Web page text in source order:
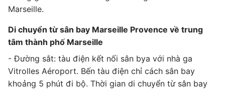
Marseille.
Di chuyển từ sân bay Marseille Provence về trung
tâm thành phố Marseille
- Đường sắt: tàu điện kết nối sân bya với nhà ga
Vitrolles Aéroport. Bến tàu điện chỉ cách sân bay
khoảng 5 phút đi bộ. Thời gian di chuyển từ sân bay